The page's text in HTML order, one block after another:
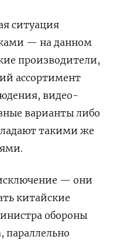
ситуация
— на данном
производители,
ассортимент
видео-
варианты либо
такими же
— они
китайские
обороны
, параллельно